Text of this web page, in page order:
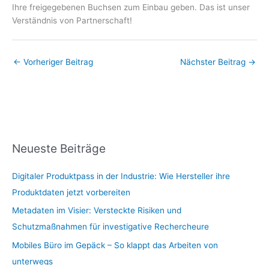
Ihre freigegebenen Buchsen zum Einbau geben. Das ist unser
Verständnis von Partnerschaft!
← Vorheriger Beitrag Nächster Beitrag →
Neueste Beiträge
Digitaler Produktpass in der Industrie: Wie Hersteller ihre
Produktdaten jetzt vorbereiten
Metadaten im Visier: Versteckte Risiken und
Schutzmaßnahmen für investigative Rechercheure
Mobiles Büro im Gepäck – So klappt das Arbeiten von
unterwegs